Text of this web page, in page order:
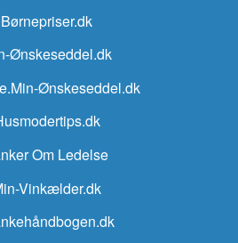
Børnepriser.dk
Ønskeseddel.dk
Ønskeseddel.dk
Om Ledelse
Vinkælder.dk